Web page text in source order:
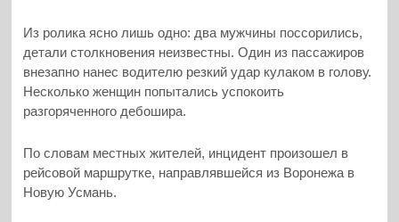
Из ролика ясно лишь одно: два мужчины поссорились,
детали столкновения неизвестны. Один из пассажиров
внезапно нанес водителю резкий удар кулаком в голову.
Несколько женщин попытались успокоить
разгоряченного дебошира.
По словам местных жителей, инцидент произошел в
рейсовой маршрутке, направлявшейся из Воронежа в
Новую Усмань.